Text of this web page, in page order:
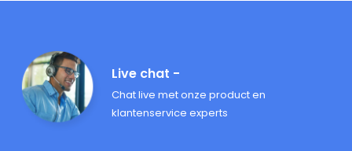
Live chat -
Chat live met onze product en
klantenservice experts